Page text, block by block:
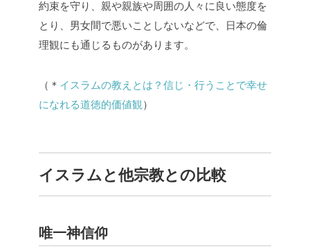
約束を守り、親や親族や周囲の人々に良い態度を
とり、男女間で悪いことしないなどで、日本の倫
理観にも通じるものがあります。
（＊ イスラムの教えとは？信じ・行うことで幸せ
になれる道徳的価値観 ）
イスラムと他宗教との比較
唯一神信仰